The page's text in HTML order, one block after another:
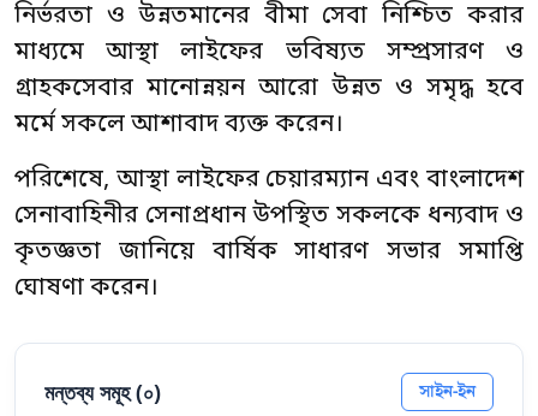
নির্ভরতা ও উন্নতমানের বীমা সেবা নিশ্চিত করার
মাধ্যমে আস্থা লাইফের ভবিষ্যত সম্প্রসারণ ও
গ্রাহকসেবার মানোন্নয়ন আরো উন্নত ও সমৃদ্ধ হবে
মর্মে সকলে আশাবাদ ব্যক্ত করেন।
পরিশেষে, আস্থা লাইফের চেয়ারম্যান এবং বাংলাদেশ
সেনাবাহিনীর সেনাপ্রধান উপস্থিত সকলকে ধন্যবাদ ও
কৃতজ্ঞতা জানিয়ে বার্ষিক সাধারণ সভার সমাপ্তি
ঘোষণা করেন।
মন্তব্য সমূহ (০) সাইন-ইন